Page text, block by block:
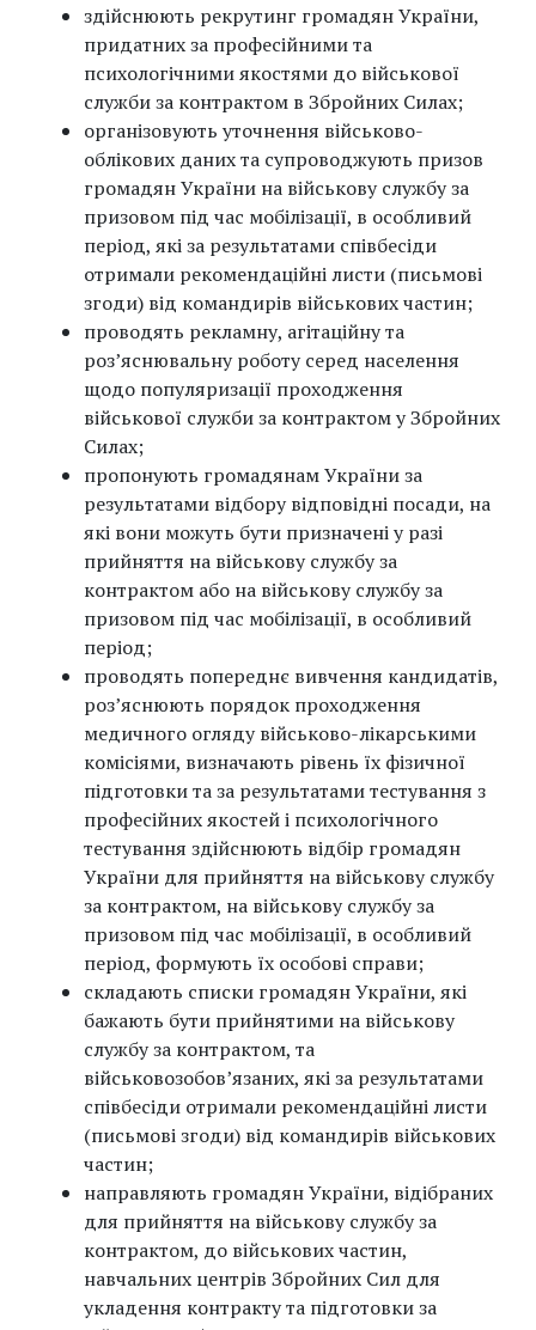
здійснюють рекрутинг громадян України,
придатних за професійними та
психологічними якостями до військової
служби за контрактом в Збройних Силах;
організовують уточнення військово-
облікових даних та супроводжують призов
громадян України на військову службу за
призовом під час мобілізації, в особливий
період, які за результатами співбесіди
отримали рекомендаційні листи (письмові
згоди) від командирів військових частин;
проводять рекламну, агітаційну та
роз’яснювальну роботу серед населення
щодо популяризації проходження
військової служби за контрактом у Збройних
Силах;
пропонують громадянам України за
результатами відбору відповідні посади, на
які вони можуть бути призначені у разі
прийняття на військову службу за
контрактом або на військову службу за
призовом під час мобілізації, в особливий
період;
проводять попереднє вивчення кандидатів,
роз’яснюють порядок проходження
медичного огляду військово-лікарськими
комісіями, визначають рівень їх фізичної
підготовки та за результатами тестування з
професійних якостей і психологічного
тестування здійснюють відбір громадян
України для прийняття на військову службу
за контрактом, на військову службу за
призовом під час мобілізації, в особливий
період, формують їх особові справи;
складають списки громадян України, які
бажають бути прийнятими на військову
службу за контрактом, та
військовозобов’язаних, які за результатами
співбесіди отримали рекомендаційні листи
(письмові згоди) від командирів військових
частин;
направляють громадян України, відібраних
для прийняття на військову службу за
контрактом, до військових частин,
навчальних центрів Збройних Сил для
укладення контракту та підготовки за